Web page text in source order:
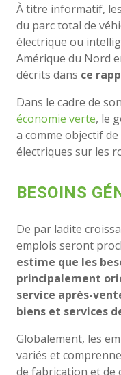
À titre informatif,
du parc total de
électrique ou
Amérique du Nord
décrits dans ce
Dans le cadre de
économie verte, le
a comme objectif
électriques sur les
BESOINS
De par ladite
emplois seront
estime que les
principalement
service après-
biens et services
Globalement, les
variés et
de fabrication et de